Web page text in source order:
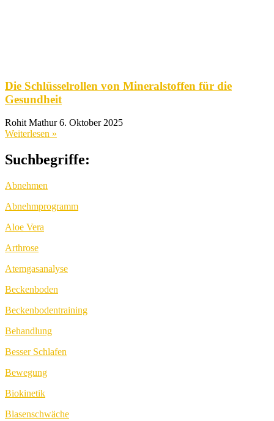
Die Schlüsselrollen von Mineralstoffen für die
Gesundheit
Rohit Mathur6. Oktober 2025
Weiterlesen »
Suchbegriffe:
Abnehmen
Abnehmprogramm
Aloe Vera
Arthrose
Atemgasanalyse
Beckenboden
Beckenbodentraining
Behandlung
Besser Schlafen
Bewegung
Biokinetik
Blasenschwäche